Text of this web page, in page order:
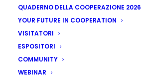
QUADERNO DELLA COOPERAZIONE 2026
YOUR FUTURE IN COOPERATION
VISITATORI
ESPOSITORI
COMMUNITY
WEBINAR